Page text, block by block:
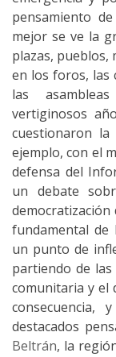
pensamiento
mejor se ve la
plazas, pueblos,
en los foros, las
las
vertiginosos
cuestionaron la
ejemplo, con el
defensa del
un debate
democratización
fundamental de
un punto de
partiendo de las
comunitaria y el
consecuencia,
destacados
Beltrán, la